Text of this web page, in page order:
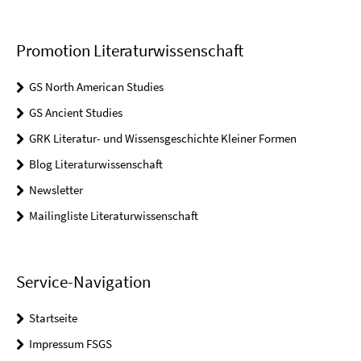
Promotion Literaturwissenschaft
GS North American Studies
GS Ancient Studies
GRK Literatur- und Wissensgeschichte Kleiner Formen
Blog Literaturwissenschaft
Newsletter
Mailingliste Literaturwissenschaft
Service-Navigation
Startseite
Impressum FSGS